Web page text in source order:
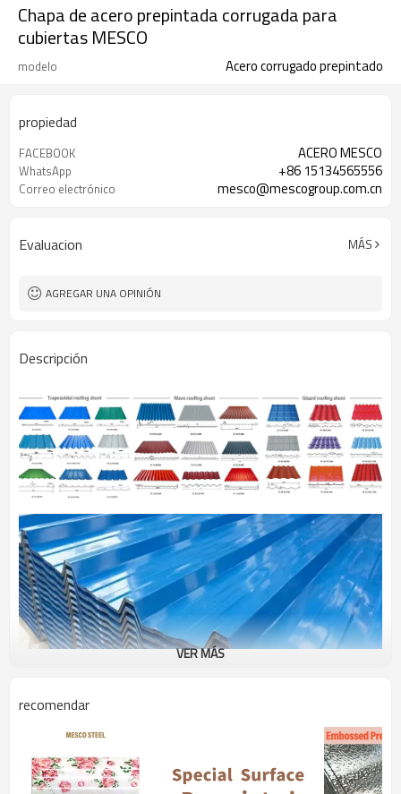
Chapa de acero prepintada corrugada para
cubiertas MESCO
modelo Acero corrugado prepintado
propiedad
FACEBOOK ACERO MESCO
WhatsApp +86 15134565556
Correo electrónico mesco@mescogroup.com.cn
Evaluacion MÁS
AGREGAR UNA OPINIÓN
Descripción
VER MÁS
recomendar